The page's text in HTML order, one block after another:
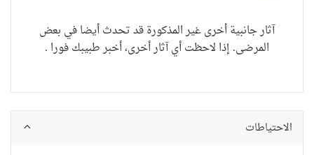
آثار جانبية أخرى غير المذكورة قد تحدث أيضا في بعض
المرضى. إذا لاحظت أي آثار أخرى، أخبر طبيبك فورا .
الاحتياطات